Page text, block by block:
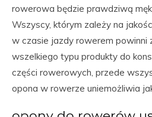
rowerowa będzie prawdziwą
Wszyscy, którym zależy na
w czasie jazdy rowerem powinni
wszelkiego typu produkty do
części rowerowych, przede
opona w rowerze uniemożliwia